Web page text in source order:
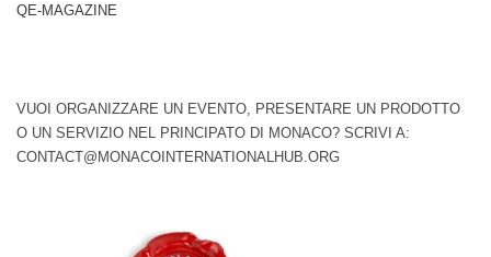
QE-MAGAZINE
VUOI ORGANIZZARE UN EVENTO, PRESENTARE UN PRODOTTO
O UN SERVIZIO NEL PRINCIPATO DI MONACO? SCRIVI A:
CONTACT@MONACOINTERNATIONALHUB.ORG